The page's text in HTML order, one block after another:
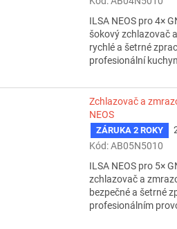
ILSA NEOS pro 4×
šokový zchlazovač
rychlé a šetrné
profesionální
Zchlazovač a
NEOS
ZÁRUKA 2 ROKY
Kód:AB05N5010
ILSA NEOS pro 5×
zchlazovač a
bezpečné a šetrné
profesionálním